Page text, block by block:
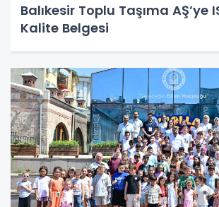
Balıkesir Toplu Taşıma AŞ’ye
Kalite Belgesi